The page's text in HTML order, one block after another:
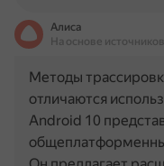
Алиса
На основе
Методы
отличаются
Android 10